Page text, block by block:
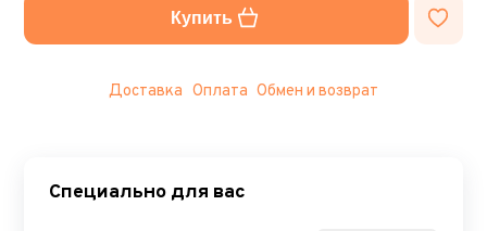
Купить
Доставка Оплата Обмен и возврат
Специально для вас